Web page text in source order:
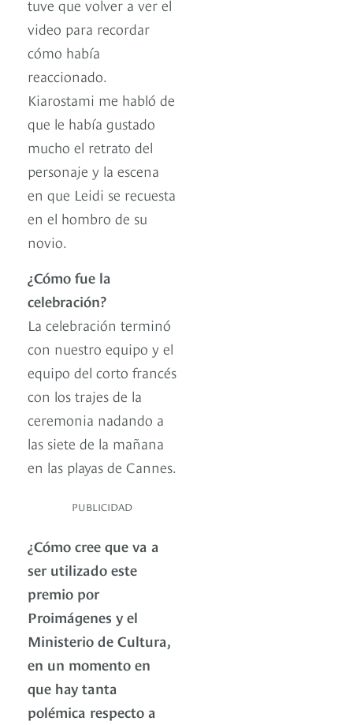
tuve que volver a ver el
video para recordar
cómo había
reaccionado.
Kiarostami me habló de
que le había gustado
mucho el retrato del
personaje y la escena
en que Leidi se recuesta
en el hombro de su
novio.
¿Cómo fue la
celebración?
La celebración terminó
con nuestro equipo y el
equipo del corto francés
con los trajes de la
ceremonia nadando a
las siete de la mañana
en las playas de Cannes.
PUBLICIDAD
¿Cómo cree que va a
ser utilizado este
premio por
Proimágenes y el
Ministerio de Cultura,
en un momento en
que hay tanta
polémica respecto a